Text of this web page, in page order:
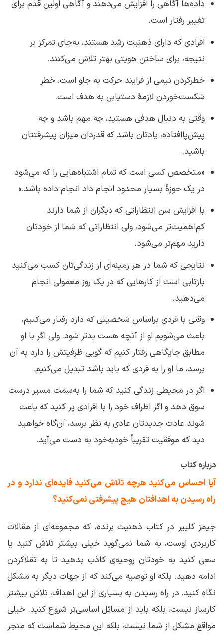
داده‌ها آگاهی را افزایش می‌دهند و آگاهی اولین قدم برای
تغییر رفتار است.
افرادی که دارای ذهنیت رشد هستند، به‌جای تمرکز بر
نتیجه، برای ساختن هویتی بهتر تلاش می‌کنند.
خطرکردن نیمی از فرایند حرکت به جلو است. خطرِ
شکست‌خوردن لازمهٔ دستیابی به هدف است.
وقتی به دنبال هدفی هستید، چه مهم باشد و چه
پیش‌پاافتاده، یادتان باشد که قدردان میزان پیشرفتتان
باشید.
«متخصص کسی است که تمام اشتباه‌هایی را که می‌شود
در یک حوزهٔ بسیار محدود انجام داد انجام داده باشد.»
با افزایش سن انتظاراتی که دیگران از شما دارند
کم‌اهمیت‌تر می‌شود، ولی انتظاراتی که شما از خودتان
دارید مهم‌تر می‌شود.
نتایجی که شما در هر زمینه‌ای از زندگی‌تان کسب می‌کنید
بازتابی است از کارهایی که در یک روز معمولی انجام
می‌دهید.
وقتی با فردی براساس شخصیتی که دارد رفتار می‌کنیم،
باعث می‌شویم او از آنچه هست بدتر شود. ولی اگر با او
مطابق جایگاهی رفتار کنیم که گویی ظرفیتش را دارد به آن
برسد، ما او را به فردی که باید باشد تبدیل می‌کنیم.
اگر در محیطی زندگی کنید که شما را به‌سمت مسیر درست
سوق دهد و اگر اطراف خود را با افرادی پر کنید که باعث
شوند عادت جدیدتان عادی به نظر برسد، آن‌گاه خواهید
دید که موفقیت تقریباً خودبه‌خود به دست می‌آید.
درباره کتاب
آیا احساس می‌کنید هرچه تلاش می‌کنید فایده‌ای ندارد و در
راه رسیدن به اهدافتان هیچ‌ پیشرفتی نمی‌کنید؟
جیمز کلییر در کتاب ذهنیت برنده، که مجموعه‌ای از مقالات
کاربردی اوست، به شما نمی‌گوید خیلی بیشتر تلاش کنید یا
سعی کنید به خودتان روحیه‌ی کاذب بدهید تا به تقلاکردن
ادامه دهید. بلکه او توصیه می‌کند که از جهات دیگر به مشکل
نگاه کنید. در راه رسیدن به بسیاری از این اهداف، تلاش بیشتر
کارساز نیست، بلکه باید از مسائل اساسی‌تر شروع کنید. خیلی
مواقع مشکل از شما نیست،‌ بلکه این محیط شماست که منجر